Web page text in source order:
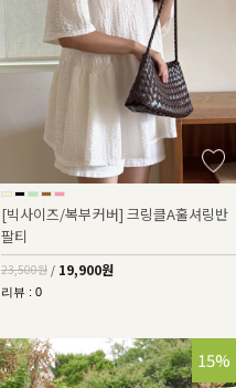
[빅사이즈/복부커버] 크링클A훌셔링반
팔티
23,500원 / 19,900원
리뷰 : 0
15%